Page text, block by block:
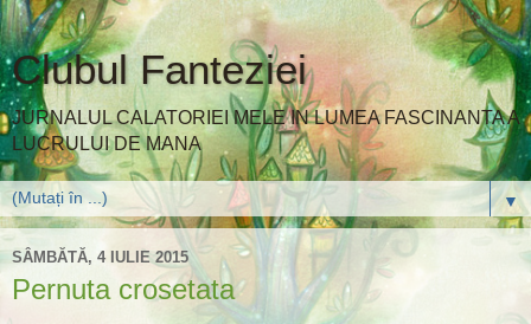
Clubul Fanteziei
JURNALUL CALATORIEI MELE IN LUMEA FASCINANTA A
LUCRULUI DE MANA
▼
SÂMBĂTĂ, 4 IULIE 2015
Pernuta crosetata